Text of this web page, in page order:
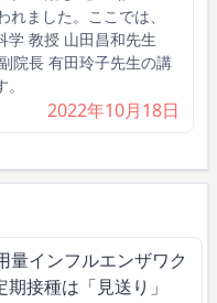
れました。ここでは、
学 教授 山田昌和先生
院長 有田玲子先生の講
2022年10月18日
量インフルエンザワク
接種は「見送り」